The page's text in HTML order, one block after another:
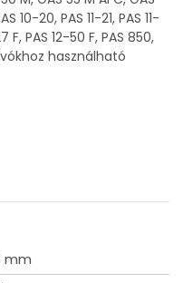
10-20, PAS 11-21, PAS 11-
F, PAS 12-50 F, PAS 850,
használható
mm